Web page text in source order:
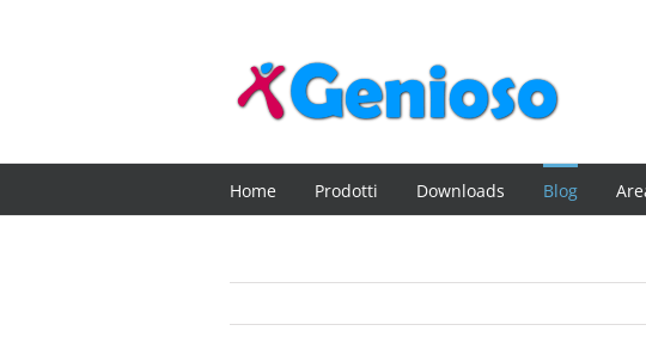
Home Prodotti Downloads Blog